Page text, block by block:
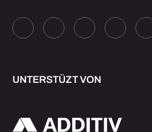
UNTERSTÜZT VON